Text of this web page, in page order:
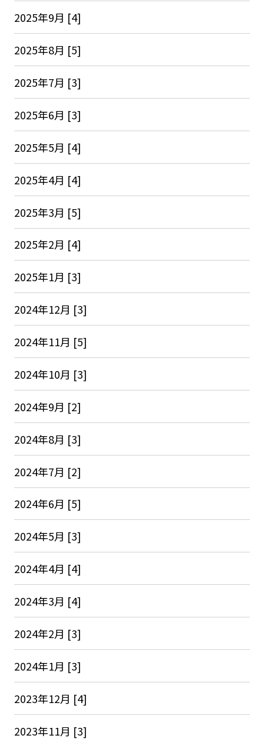
2025年9月 [4]
2025年8月 [5]
2025年7月 [3]
2025年6月 [3]
2025年5月 [4]
2025年4月 [4]
2025年3月 [5]
2025年2月 [4]
2025年1月 [3]
2024年12月 [3]
2024年11月 [5]
2024年10月 [3]
2024年9月 [2]
2024年8月 [3]
2024年7月 [2]
2024年6月 [5]
2024年5月 [3]
2024年4月 [4]
2024年3月 [4]
2024年2月 [3]
2024年1月 [3]
2023年12月 [4]
2023年11月 [3]